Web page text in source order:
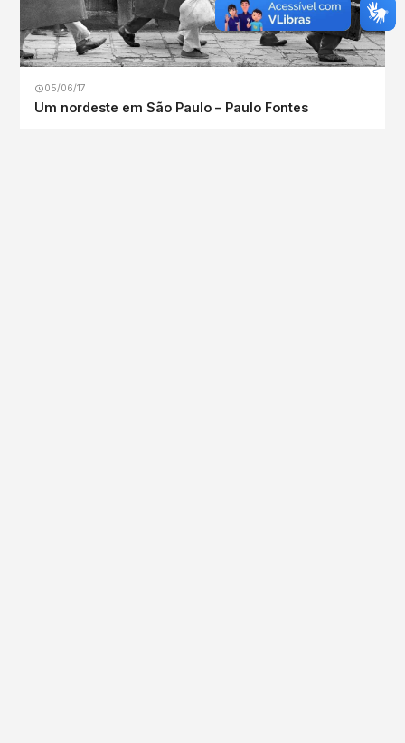
05/06/17
Um nordeste em São Paulo – Paulo Fontes